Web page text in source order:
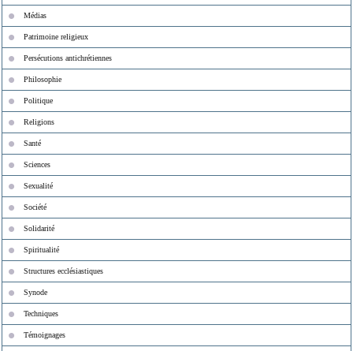
Médias
Patrimoine religieux
Persécutions antichrétiennes
Philosophie
Politique
Religions
Santé
Sciences
Sexualité
Société
Solidarité
Spiritualité
Structures ecclésiastiques
Synode
Techniques
Témoignages